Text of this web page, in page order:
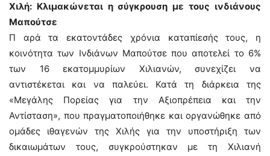
Χιλή: Κλιμακώνεται η σύγκρουση με τους ινδιάνους
Μαπούτσε
Π αρά τα εκατοντάδες χρόνια καταπίεσής τους, η
κοινότητα των Ινδιάνων Μαπούτσε που αποτελεί το 6%
των 16 εκατομμυρίων Χιλιανών, συνεχίζει να
αντιστέκεται και να παλεύει. Κατά τη διάρκεια της
«Μεγάλης Πορείας για την Αξιοπρέπεια και την
Αντίσταση», που πραγματοποιήθηκε και οργανώθηκε από
ομάδες ιθαγενών της Χιλής για την υποστήριξη των
δικαιωμάτων τους, συγκρούστηκαν με τη Χιλιανή